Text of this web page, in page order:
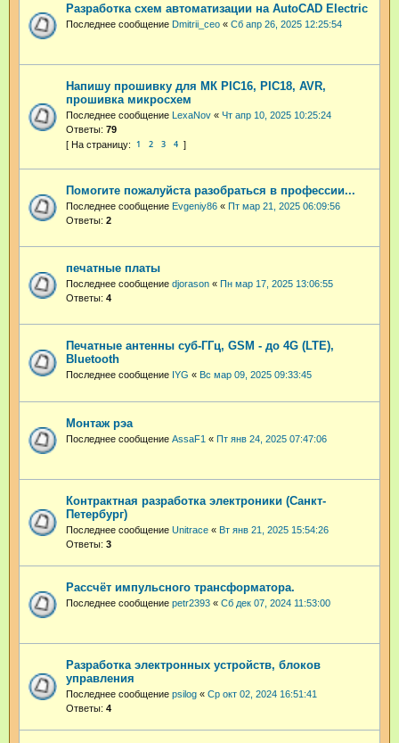
Разработка схем автоматизации на AutoCAD Electric
Последнее сообщение Dmitrii_ceo « Сб апр 26, 2025 12:25:54
Напишу прошивку для МК PIC16, PIC18, AVR,
прошивка микросхем
Последнее сообщение LexaNov « Чт апр 10, 2025 10:25:24
Ответы: 79
1 2 3 4
Помогите пожалуйста разобраться в профессии...
Последнее сообщение Evgeniy86 « Пт мар 21, 2025 06:09:56
Ответы: 2
печатные платы
Последнее сообщение djorason « Пн мар 17, 2025 13:06:55
Ответы: 4
Печатные антенны суб-ГГц, GSM - до 4G (LTE),
Bluetooth
Последнее сообщение IYG « Вс мар 09, 2025 09:33:45
Монтаж рэа
Последнее сообщение AssaF1 « Пт янв 24, 2025 07:47:06
Контрактная разработка электроники (Санкт-
Петербург)
Последнее сообщение Unitrace « Вт янв 21, 2025 15:54:26
Ответы: 3
Рассчёт импульсного трансформатора.
Последнее сообщение petr2393 « Сб дек 07, 2024 11:53:00
Разработка электронных устройств, блоков
управления
Последнее сообщение psilog « Ср окт 02, 2024 16:51:41
Ответы: 4